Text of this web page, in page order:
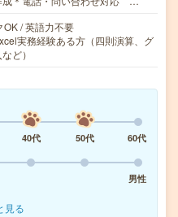
OK / 英語力不要
実務経験ある方（四則演算、グ
ど）
40代 50代
60代
男性
見る